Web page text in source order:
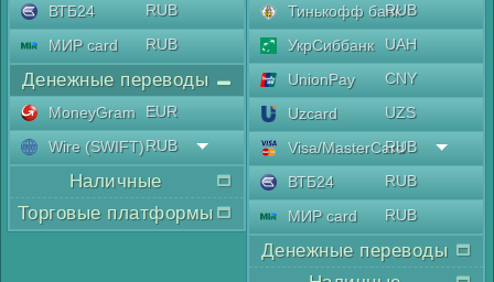
ВТБ24
RUB
МИР card
RUB
Денежные переводы
MoneyGram
EUR
Wire (SWIFT)RUB
Наличные
Торговые платформы
Тинькофф банкRUB
УкрСиббанк
UAH
UnionPay
CNY
Uzcard
UZS
Visa/MasterCard
RUB
ВТБ24
RUB
МИР card
RUB
Денежные переводы